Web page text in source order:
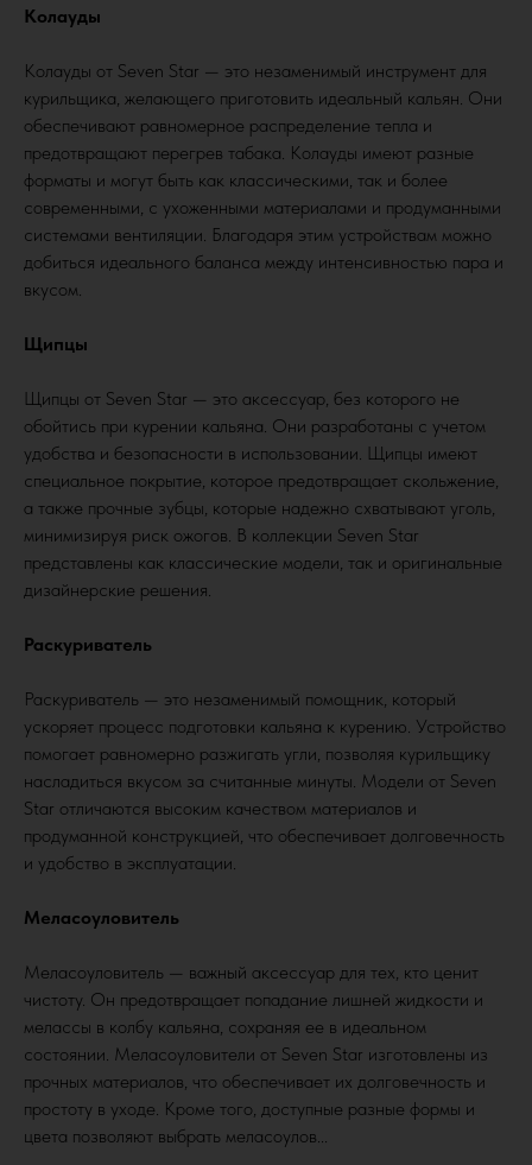
Колауды
Колауды от Seven Star — это незаменимый инструмент для
курильщика, желающего приготовить идеальный кальян. Они
обеспечивают равномерное распределение тепла и
предотвращают перегрев табака. Колауды имеют разные
форматы и могут быть как классическими, так и более
современными, с ухоженными материалами и продуманными
системами вентиляции. Благодаря этим устройствам можно
добиться идеального баланса между интенсивностью пара и
вкусом.
Щипцы
Щипцы от Seven Star — это аксессуар, без которого не
обойтись при курении кальяна. Они разработаны с учетом
удобства и безопасности в использовании. Щипцы имеют
специальное покрытие, которое предотвращает скольжение,
а также прочные зубцы, которые надежно схватывают уголь,
минимизируя риск ожогов. В коллекции Seven Star
представлены как классические модели, так и оригинальные
дизайнерские решения.
Раскуриватель
Раскуриватель — это незаменимый помощник, который
ускоряет процесс подготовки кальяна к курению. Устройство
помогает равномерно разжигать угли, позволяя курильщику
насладиться вкусом за считанные минуты. Модели от Seven
Star отличаются высоким качеством материалов и
продуманной конструкцией, что обеспечивает долговечность
и удобство в эксплуатации.
Меласоуловитель
Меласоуловитель — важный аксессуар для тех, кто ценит
чистоту. Он предотвращает попадание лишней жидкости и
мелассы в колбу кальяна, сохраняя ее в идеальном
состоянии. Меласоуловители от Seven Star изготовлены из
прочных материалов, что обеспечивает их долговечность и
простоту в уходе. Кроме того, доступные разные формы и
цвета позволяют выбрать меласоулов...